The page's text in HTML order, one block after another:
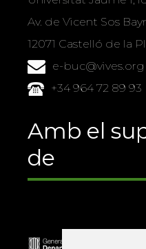
Av. de Vicent Sos
12071 Castelló de la
e-buc@vives.org
+34 964 72 89 93
Amb el
de